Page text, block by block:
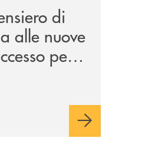
di
alle nuove
per
Banca